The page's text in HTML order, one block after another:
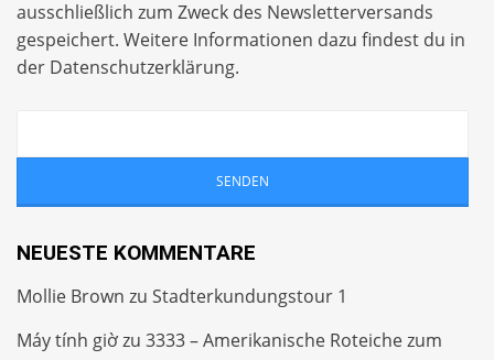
ausschließlich zum Zweck des Newsletterversands
gespeichert. Weitere Informationen dazu findest du in
der Datenschutzerklärung.
NEUESTE KOMMENTARE
Mollie Brown zu Stadterkundungstour 1
Máy tính giờzu 3333 – Amerikanische Roteiche zum